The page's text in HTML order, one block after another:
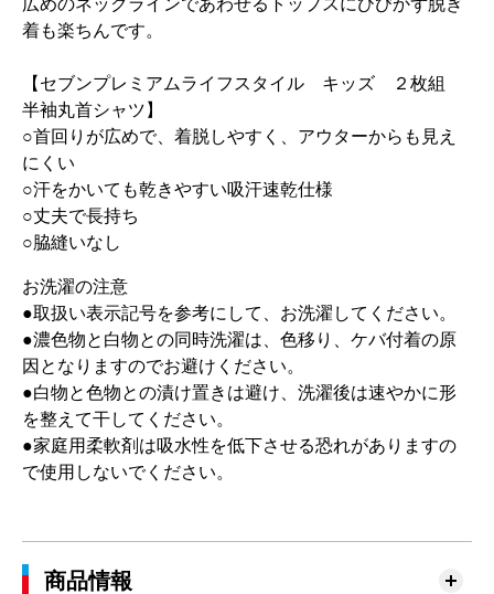
広めのネックラインであわせるトップスにひびかず脱ぎ
着も楽ちんです。
【セブンプレミアムライフスタイル キッズ ２枚組
半袖丸首シャツ】
○首回りが広めで、着脱しやすく、アウターからも見え
にくい
○汗をかいても乾きやすい吸汗速乾仕様
○丈夫で長持ち
○脇縫いなし
お洗濯の注意
●取扱い表示記号を参考にして、お洗濯してください。
●濃色物と白物との同時洗濯は、色移り、ケバ付着の原
因となりますのでお避けください。
●白物と色物との漬け置きは避け、洗濯後は速やかに形
を整えて干してください。
●家庭用柔軟剤は吸水性を低下させる恐れがありますの
で使用しないでください。
商品情報